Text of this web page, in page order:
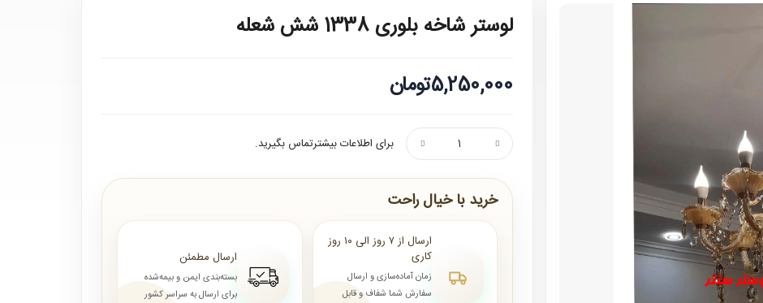
لوستر شاخه بلوری 1338 شش شعله
5,250,000تومان
برای اطلاعات بیشترتماس بگیرید.
خرید با خیال راحت
ارسال از ۷ روز الی ۱۰ روز
کاری
زمان آماده‌سازی و ارسال
سفارش شما شفاف و قابل
ارسال مطمئن
بسته‌بندی ایمن و بیمه‌شده
برای ارسال به سراسر کشور